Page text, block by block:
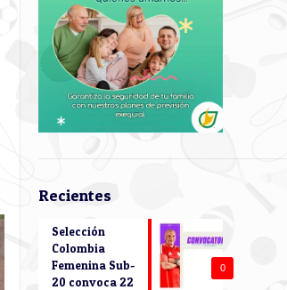
Recientes
0
Selección
Colombia
Femenina Sub-
20 convoca 22